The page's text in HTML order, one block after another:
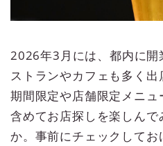
2026年3月には、都内に開
ストランやカフェも多く
期間限定や店舗限定メニ
含めてお店探しを楽しんで
か。事前にチェックして